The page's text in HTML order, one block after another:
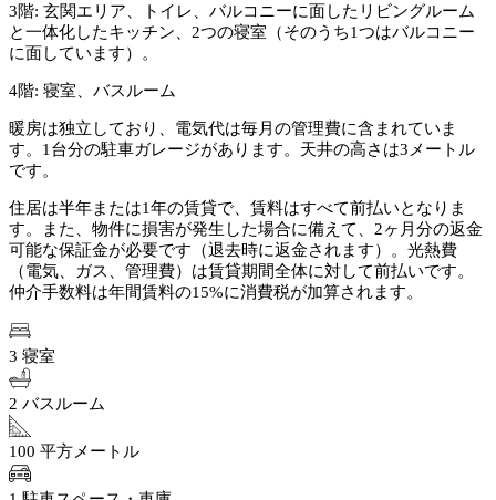
3階: 玄関エリア、トイレ、バルコニーに面したリビングルーム
と一体化したキッチン、2つの寝室（そのうち1つはバルコニー
に面しています）。
4階: 寝室、バスルーム
暖房は独立しており、電気代は毎月の管理費に含まれていま
す。1台分の駐車ガレージがあります。天井の高さは3メートル
です。
住居は半年または1年の賃貸で、賃料はすべて前払いとなりま
す。また、物件に損害が発生した場合に備えて、2ヶ月分の返金
可能な保証金が必要です（退去時に返金されます）。光熱費
（電気、ガス、管理費）は賃貸期間全体に対して前払いです。
仲介手数料は年間賃料の15%に消費税が加算されます。
3 寝室
2 バスルーム
100 平方メートル